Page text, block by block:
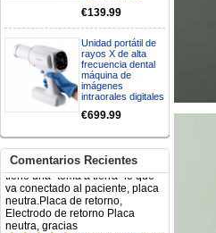
€139.99
Unidad portátil de
rayos X de alta
frecuencia dental
máquina de
imágenes
intraorales digitales
€699.99
Comentarios Recientes
Mi formulario de pedido: S /
N.2026060712980804 ,
BUENOS DIAS CUANDO
RECIBIRE MI PEDIDO,
GRACIAS
clinicadentalcunit
11/06/2026
Artículo. DDE0032580
electróbisturí, quisiera saber si
tiene una "toma a tierra" lo que
va conectado al paciente, placa
neutra.Placa de retorno,
Electrodo de retorno Placa
neutra, gracias
Clinicadentalcunit